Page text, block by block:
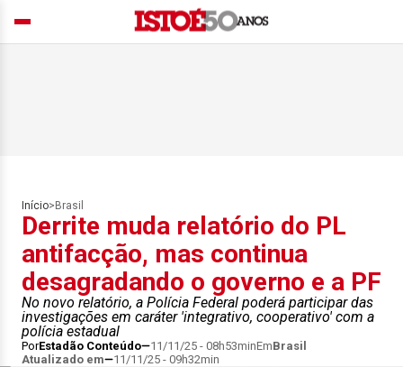
Início> Brasil
Derrite muda relatório do PL
antifacção, mas continua
desagradando o governo e a PF
No novo relatório, a Polícia Federal poderá participar das
investigações em caráter 'integrativo, cooperativo' com a
polícia estadual
PorEstadão Conteúdo 11/11/25 - 08h53minEmBrasil
Atualizado em
11/11/25 - 09h32min